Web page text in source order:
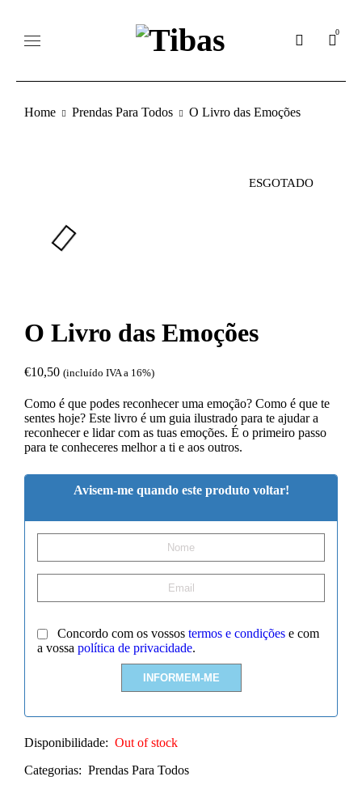
0
Home Prendas Para Todos O Livro das Emoções
ESGOTADO
O Livro das Emoções
€10,50 (incluído IVA a 16%)
Como é que podes reconhecer uma emoção? Como é que te
sentes hoje? Este livro é um guia ilustrado para te ajudar a
reconhecer e lidar com as tuas emoções. É o primeiro passo
para te conheceres melhor a ti e aos outros.
Avisem-me quando este produto voltar!
Concordo com os vossos termos e condições e com
a vossa política de privacidade.
Disponibilidade: Out of stock
Categorias: Prendas Para Todos